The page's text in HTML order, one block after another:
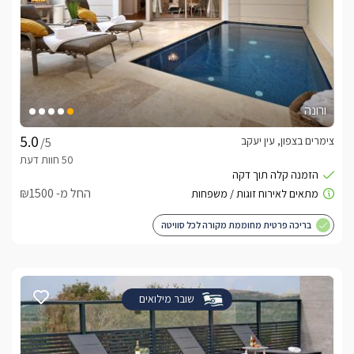
ורונה
/5
צימרים בצפון, עין יעקב
החל מ- ₪1500
בריכה פרטית מחוממת מקורה לכל סוויטה
שובר מילואים